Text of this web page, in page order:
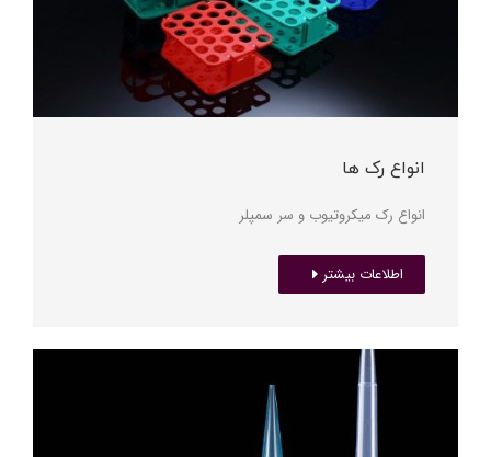
انواع رک ها
انواع رک میکروتیوب و سر سمپلر
اطلاعات بیشتر